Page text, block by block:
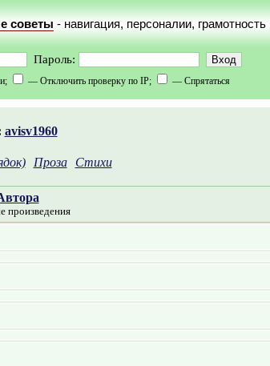
советы - навигация, персоналии, грамотность
Пароль:
— Отключить проверку по IP; — Спрятаться
avisv1960
Проза Стихи
произведения